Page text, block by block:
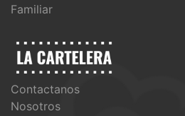
Familiar
Contactanos
Nosotros